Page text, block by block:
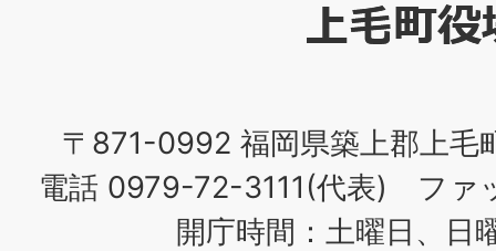
〒871-0992 福岡県築上郡上毛
電話 0979-72-3111(代表) ファ
開庁時間：土曜日、日